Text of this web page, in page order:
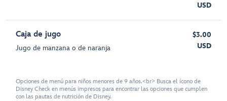
USD
Caja de jugo
Jugo de manzana o de naranja
$3.00
USD
Opciones de menú para niños menores de 9 años.<br> Busca el ícono de
Disney Check en menús impresos para encontrar las opciones que cumplen
con las pautas de nutrición de Disney.